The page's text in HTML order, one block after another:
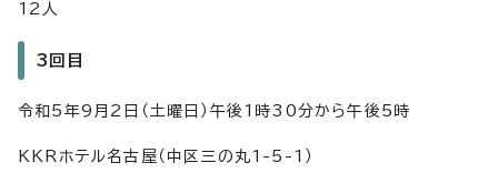
12人
3回目
令和5年9月2日（土曜日）午後1時30分から午後5時
KKRホテル名古屋（中区三の丸1-5-1）